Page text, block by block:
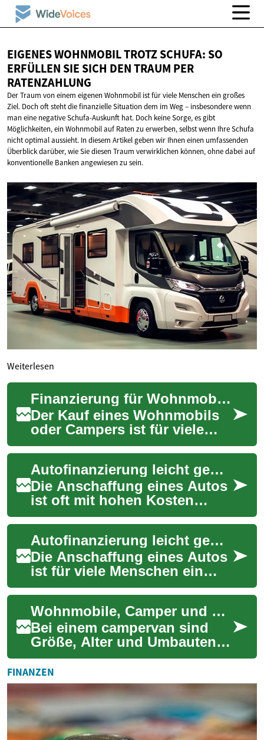
EIGENES WOHNMOBIL TROTZ SCHUFA: SO
ERFÜLLEN SIE SICH DEN TRAUM PER
RATENZAHLUNG
Der Traum von einem eigenen Wohnmobil ist für viele Menschen ein großes
Ziel. Doch oft steht die finanzielle Situation dem im Weg – insbesondere wenn
man eine negative Schufa-Auskunft hat. Doch keine Sorge, es gibt
Möglichkeiten, ein Wohnmobil auf Raten zu erwerben, selbst wenn Ihre Schufa
nicht optimal aussieht. In diesem Artikel geben wir Ihnen einen umfassenden
Überblick darüber, wie Sie diesen Traum verwirklichen können, ohne dabei auf
konventionelle Banken angewiesen zu sein.
Weiterlesen
Finanzierung für Wohnmobile, Camper und Freizeitfahrzeuge
Der Kauf eines Wohnmobils
oder Campers ist für viele
Menschen der Weg zu mehr
Freiheit und Reisen abseits
ausgetreten...
Autofinanzierung leicht gemacht: Tipps für günstige Kredite und gute SCHUFA-Scores
Die Anschaffung eines Autos
ist oft mit hohen Kosten
verbunden. Für viele
Menschen ist daher eine
Autofinanzierung de...
Autofinanzierung leicht gemacht: Tipps für günstige Kredite trotz SCHUFA-Eintrag
Die Anschaffung eines Autos
ist für viele Menschen ein
großer Schritt. Doch nicht
jeder verfügt über
ausreichend Ersp...
Wohnmobile, Camper und Motorhomes können den Traum von Freiheit und Mobilität erfüllen, erfordern aber oft eine größere Anschaffung, die finanziert werden muss. Kredite für campervan, van, vehicle, motorhome oder rv sind in vielen Formen erhältlich: klassische Autokredite, Ratenkredite, mobiliengesicherte Darlehen oder Leasing. Wer die richtige Finanzierungsoption wählt, berücksichtigt Fahrzeugtyp, Laufzeit, Restwert und die eigene Bonität, um monatliche Belastungen und langfristige Kosten realistisch abzuschätzen.
Bei einem campervan sind
Größe, Alter und Umbauten
entscheidend für die
Kreditwürdigkeit. Viele
Banken sehen camperva...
FINANZEN